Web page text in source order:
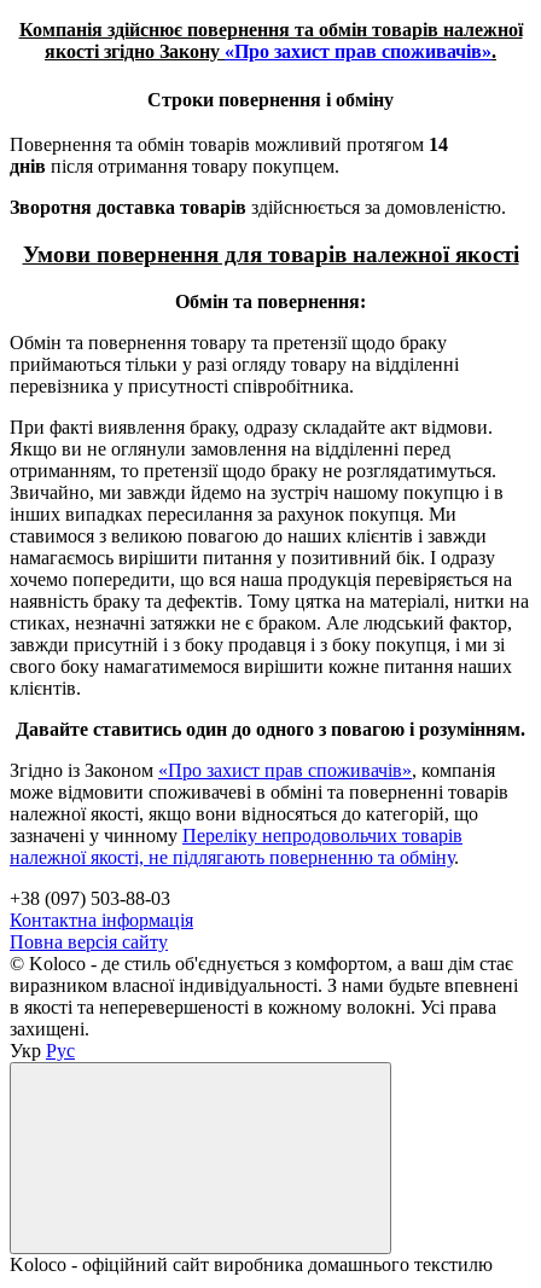
Компанія здійснює повернення та обмін товарів належної
якості згідно Закону «Про захист прав споживачів».
Строки повернення і обміну
Повернення та обмін товарів можливий протягом 14
днів після отримання товару покупцем.
Зворотня доставка товарів здійснюється за домовленістю.
Умови повернення для товарів належної якості
Обмін та повернення:
Обмін та повернення товару та претензії щодо браку
приймаються тільки у разі огляду товару на відділенні
перевізника у присутності співробітника.
При факті виявлення браку, одразу складайте акт відмови.
Якщо ви не оглянули замовлення на відділенні перед
отриманням, то претензії щодо браку не розглядатимуться.
Звичайно, ми завжди йдемо на зустріч нашому покупцю і в
інших випадках пересилання за рахунок покупця. Ми
ставимося з великою повагою до наших клієнтів і завжди
намагаємось вирішити питання у позитивний бік. І одразу
хочемо попередити, що вся наша продукція перевіряється на
наявність браку та дефектів. Тому цятка на матеріалі, нитки на
стиках, незначні затяжки не є браком. Але людський фактор,
завжди присутній і з боку продавця і з боку покупця, і ми зі
свого боку намагатимемося вирішити кожне питання наших
клієнтів.
Давайте ставитись один до одного з повагою і розумінням.
Згідно із Законом «Про захист прав споживачів», компанія
може відмовити споживачеві в обміні та поверненні товарів
належної якості, якщо вони відносяться до категорій, що
зазначені у чинному Переліку непродовольчих товарів
належної якості, не підлягають поверненню та обміну.
+38 (097) 503-88-03
Контактна інформація
Повна версія сайту
© Koloco - де стиль об'єднується з комфортом, а ваш дім стає
виразником власної індивідуальності. З нами будьте впевнені
в якості та неперевершеності в кожному волокні. Усі права
захищені.
Укр Рус
Koloco - офіційний сайт виробника домашнього текстилю